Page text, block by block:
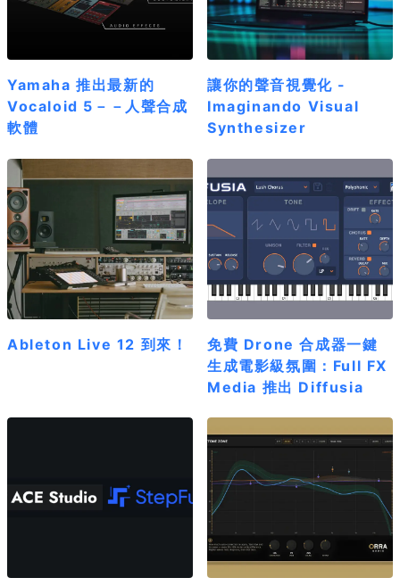
Yamaha 推出最新的
Vocaloid 5－－人聲合成
軟體
讓你的聲音視覺化 -
Imaginando Visual
Synthesizer
Ableton Live 12 到來！
免費 Drone 合成器一鍵
生成電影級氛圍：Full FX
Media 推出 Diffusia